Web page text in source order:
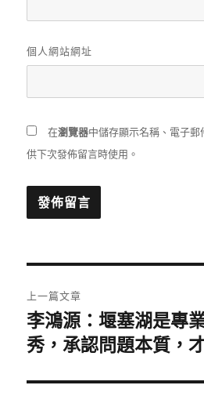
個人網站網址
在瀏覽器中儲存顯示名稱、電子
供下次發佈留言時使用。
章
導
覽
上一篇文章
上
一
文
李鴻源：堰塞湖是專
秀，承認問題本質，